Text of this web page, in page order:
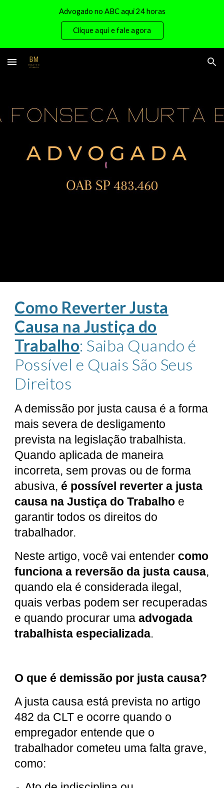
Skip to main content
Advogado no ABC aqui 24 horas
Clique aqui e fale agora
Como Reverter Justa
Causa na Justiça do
Trabalho: Saiba Quando é
Possível e Quais São Seus
Direitos
A demissão por justa causa é a forma
mais severa de desligamento
prevista na legislação trabalhista.
Quando aplicada de maneira
incorreta, sem provas ou de forma
abusiva, é possível reverter a justa
causa na Justiça do Trabalho e
garantir todos os direitos do
trabalhador.
Neste artigo, você vai entender como
funciona a reversão da justa causa,
quando ela é considerada ilegal,
quais verbas podem ser recuperadas
e quando procurar umaadvogada
trabalhista especializada.
O que é demissão por justa causa?
A justa causa está prevista no artigo
482 da CLT e ocorre quando o
empregador entende que o
trabalhador cometeu uma falta grave,
como: